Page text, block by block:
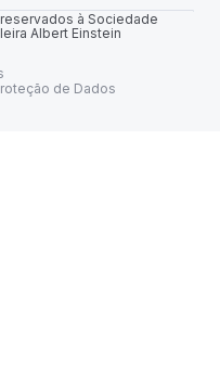
à Sociedade
Albert Einstein
de Dados